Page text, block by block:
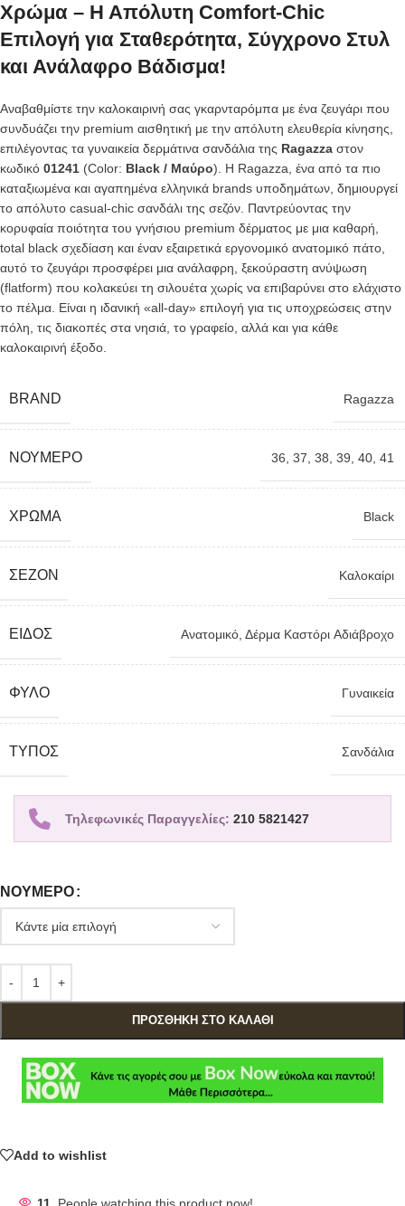
Χρώμα – Η Απόλυτη Comfort-Chic
Επιλογή για Σταθερότητα, Σύγχρονο Στυλ
και Ανάλαφρο Βάδισμα!
Αναβαθμίστε την καλοκαιρινή σας γκαρνταρόμπα με ένα ζευγάρι που
συνδυάζει την premium αισθητική με την απόλυτη ελευθερία κίνησης,
επιλέγοντας τα γυναικεία δερμάτινα σανδάλια της Ragazza στον
κωδικό 01241 (Color: Black / Μαύρο). Η Ragazza, ένα από τα πιο
καταξιωμένα και αγαπημένα ελληνικά brands υποδημάτων, δημιουργεί
το απόλυτο casual-chic σανδάλι της σεζόν. Παντρεύοντας την
κορυφαία ποιότητα του γνήσιου premium δέρματος με μια καθαρή,
total black σχεδίαση και έναν εξαιρετικά εργονομικό ανατομικό πάτο,
αυτό το ζευγάρι προσφέρει μια ανάλαφρη, ξεκούραστη ανύψωση
(flatform) που κολακεύει τη σιλουέτα χωρίς να επιβαρύνει στο ελάχιστο
το πέλμα. Είναι η ιδανική «all-day» επιλογή για τις υποχρεώσεις στην
πόλη, τις διακοπές στα νησιά, το γραφείο, αλλά και για κάθε
καλοκαιρινή έξοδο.
BRAND Ragazza
ΝΟΎΜΕΡΟ 36, 37, 38, 39, 40, 41
ΧΡΏΜΑ Black
ΣΕΖΌΝ Καλοκαίρι
ΕΊΔΟΣ Ανατομικό, Δέρμα Kαστόρι Aδιάβροχο
ΦΎΛΟ Γυναικεία
TΎΠΟΣ Σανδάλια
Τηλεφωνικές Παραγγελίες: 210 5821427
ΝΟΎΜΕΡΟ
ΠΡΟΣΘΉΚΗ ΣΤΟ ΚΑΛΆΘΙ
Add to wishlist